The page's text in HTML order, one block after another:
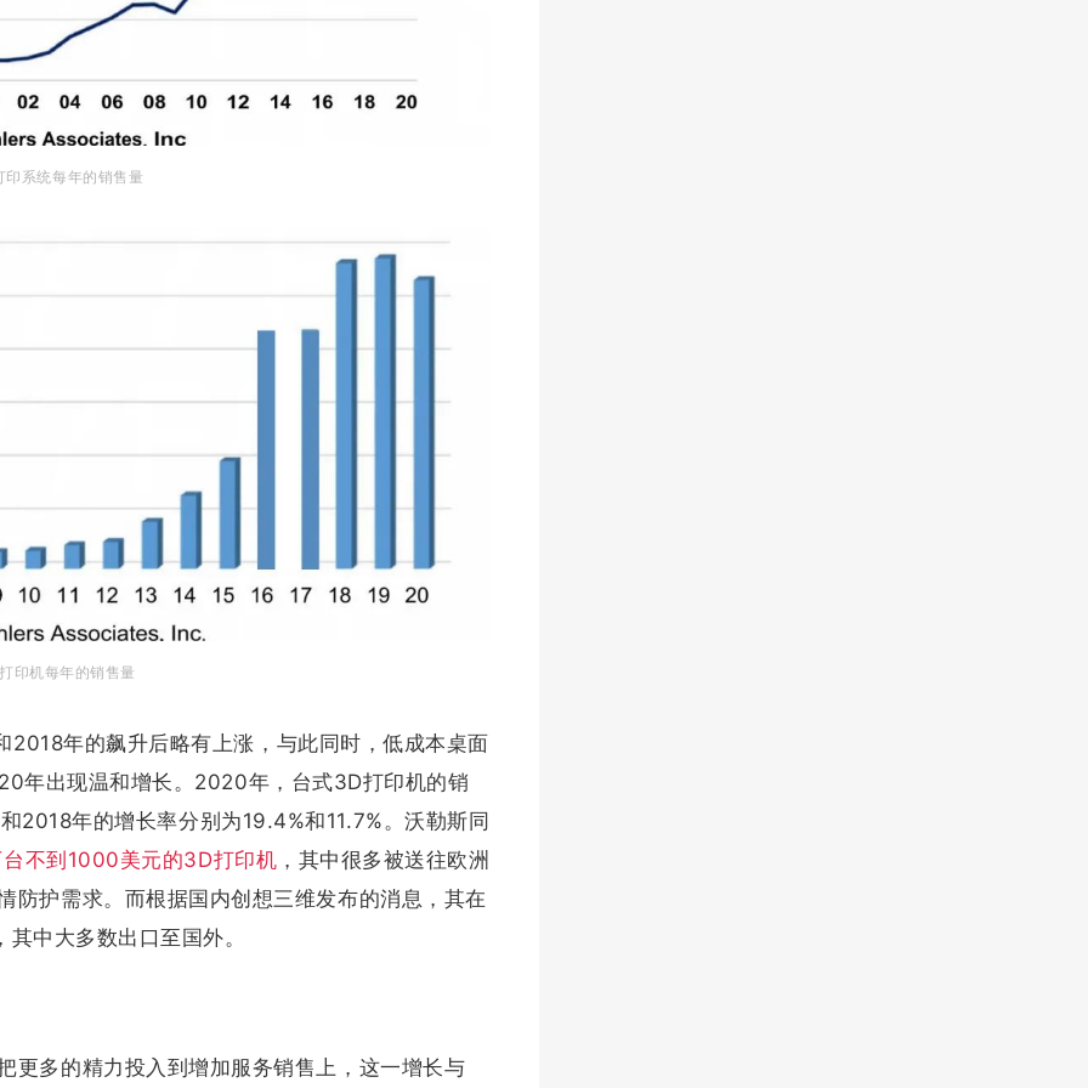
印系统每年的销售量
印机每年的销售量
年的飙升后略有上涨，与此同时，低成本桌面
年出现温和增长。2020年，台式3D打印机的销
2018年的增长率分别为19.4%和11.7%。沃勒斯同
不到1000美元的3D打印机 ，其中很多被送往欧洲
防护需求。而根据国内创想三维发布的消息，其在
中大多数出口至国外。
更多的精力投入到增加服务销售上，这一增长与